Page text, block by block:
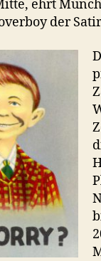
ehrt
der